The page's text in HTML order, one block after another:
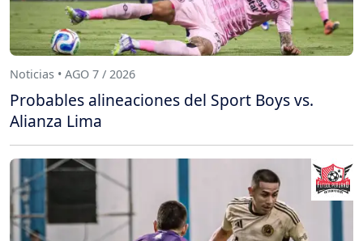
Noticias • AGO 7 / 2026
Probables alineaciones del Sport Boys vs.
Alianza Lima